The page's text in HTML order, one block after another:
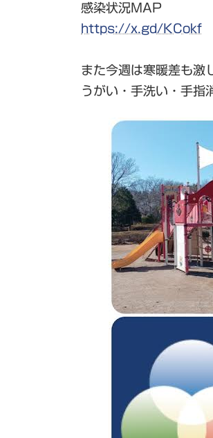
感染状況MAP
https://x.gd/KCokf
また今週は寒暖差も激
うがい・手洗い・手指